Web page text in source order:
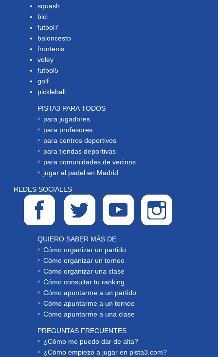
squash
bici
futbol7
baloncesto
frontenis
voley
futbol5
golf
pickleball
PISTA3 PARA TODOS
para jugadores
para profesores
para centros deportivos
para tiendas deportivas
para comunidades de vecinos
jugar al padel en Madrid
REDES SOCIALES
QUIERO SABER MÁS DE
Cómo organizar un partido
Cómo organizar un torneo
Cómo organizar una clase
Cómo consultar tu ranking
Cómo apuntarme a un partido
Cómo apuntarme a un torneo
Cómo apuntarme a una clase
PREGUNTAS FRECUENTES
¿Cómo me puedo dar de alta?
¿Cómo empiezo a jugar en pista3.com?